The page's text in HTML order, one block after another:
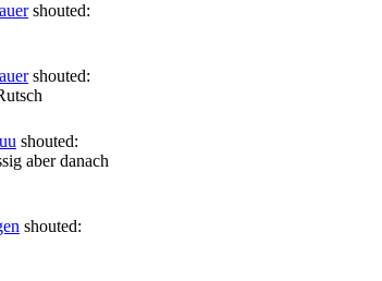
shouted:
shouted:
shouted:
aber danach
shouted: